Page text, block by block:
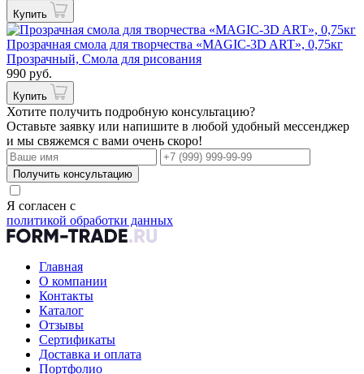
Купить
Прозрачная смола для творчества «MAGIC-3D ART», 0,75кг
Прозрачный, Смола для рисования
990 руб.
Купить
Хотите получить подробную консультацию?
Оставьте заявку или напишите в любой удобный мессенджер
и мы свяжемся с вами очень скоро!
Получить консультацию
Я согласен с
политикой обработки данных
Главная
О компании
Контакты
Каталог
Отзывы
Сертификаты
Доставка и оплата
Портфолио